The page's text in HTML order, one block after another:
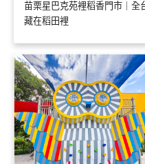
苗栗星巴克苑裡稻香門市｜全
藏在稻田裡